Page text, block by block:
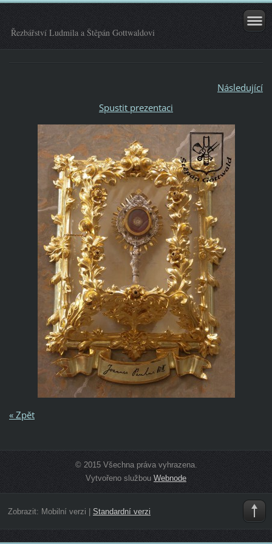
Řezbářství Ludmila a Štěpán Gottwaldovi
Následující
Spustit prezentaci
« Zpět
© 2015 Všechna práva vyhrazena.
Vytvořeno službouWebnode
Zobrazit: Mobilní verzi Standardní verzi